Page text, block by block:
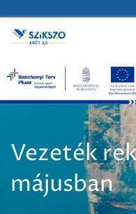
Vezeték
májusban